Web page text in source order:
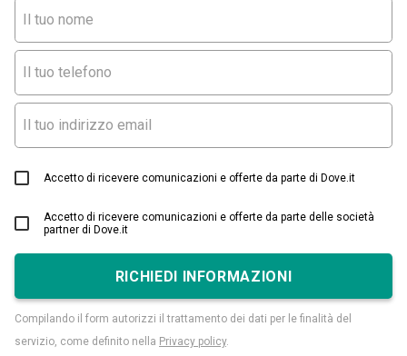
Accetto di ricevere comunicazioni e offerte da parte di Dove.it
Accetto di ricevere comunicazioni e offerte da parte delle società
partner di Dove.it
RICHIEDI INFORMAZIONI
Compilando il form autorizzi il trattamento dei dati per le finalità del
servizio, come definito nella Privacy policy.